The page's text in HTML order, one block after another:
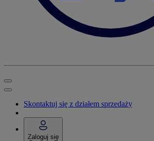
Skontaktuj się z działem sprzedaży
Zaloguj się